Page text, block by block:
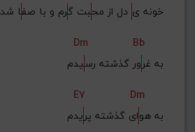
خونه ی دل از محبت گرم و با صفا شد
Dm
Bb
به غرور گذشته رسیدم
E7
Dm
به هوای گذشته پریدم